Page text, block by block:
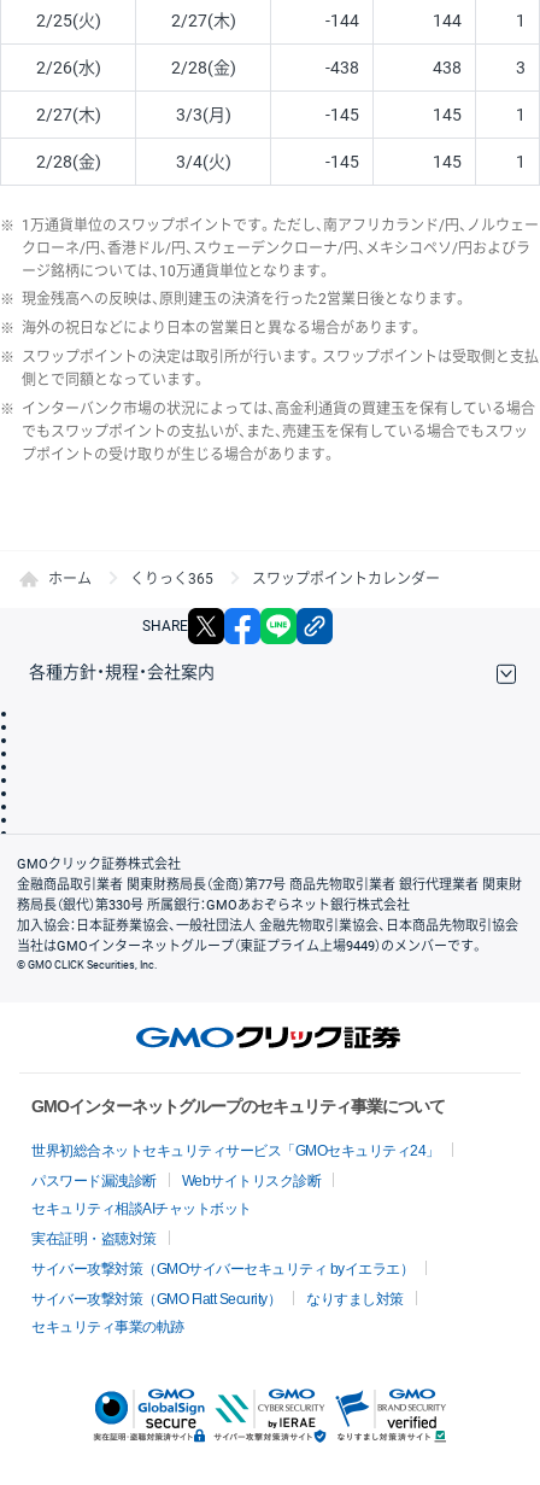
2/25(火) 2/27(木) -144 144 1
2/26(水) 2/28(金) -438 438 3
2/27(木) 3/3(月) -145 145 1
2/28(金) 3/4(火) -145 145 1
※ 1万通貨単位のスワップポイントです。ただし、南アフリカランド/円、ノルウェー
クローネ/円、香港ドル/円、スウェーデンクローナ/円、メキシコペソ/円およびラ
ージ銘柄については、10万通貨単位となります。
※ 現金残高への反映は、原則建玉の決済を行った2営業日後となります。
※ 海外の祝日などにより日本の営業日と異なる場合があります。
※ スワップポイントの決定は取引所が行います。スワップポイントは受取側と支払
側とで同額となっています。
※ インターバンク市場の状況によっては、高金利通貨の買建玉を保有している場合
でもスワップポイントの支払いが、また、売建玉を保有している場合でもスワッ
プポイントの受け取りが生じる場合があります。
ホーム くりっく365 スワップポイントカレンダー
SHARE X facebook
各種方針・規程・会社案内
会社案内
GMOクリック証券株式会社
金融商品取引業者 関東財務局長（金商）第77号 商品先物取引業者 銀行代理業者 関東財
務局長（銀代）第330号 所属銀行：GMOあおぞらネット銀行株式会社
加入協会：日本証券業協会、一般社団法人 金融先物取引業協会、日本商品先物取引協会
当社はGMOインターネットグループ（東証プライム上場9449）のメンバーです。
© GMO CLICK Securities, Inc.
GMOインターネットグループのセキュリティ事業について
世界初総合ネットセキュリティサービス「GMOセキュリティ24」
パスワード漏洩診断
Webサイトリスク診断
セキュリティ相談AIチャットボット
実在証明・盗聴対策
サイバー攻撃対策（GMOサイバーセキュリティ byイエラエ）
サイバー攻撃対策（GMO Flatt Security）
なりすまし対策
セキュリティ事業の軌跡